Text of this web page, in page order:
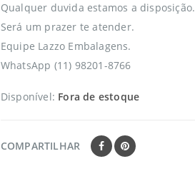
Qualquer duvida estamos a disposição.
Será um prazer te atender.
Equipe Lazzo Embalagens.
WhatsApp (11) 98201-8766
Disponível: Fora de estoque
COMPARTILHAR